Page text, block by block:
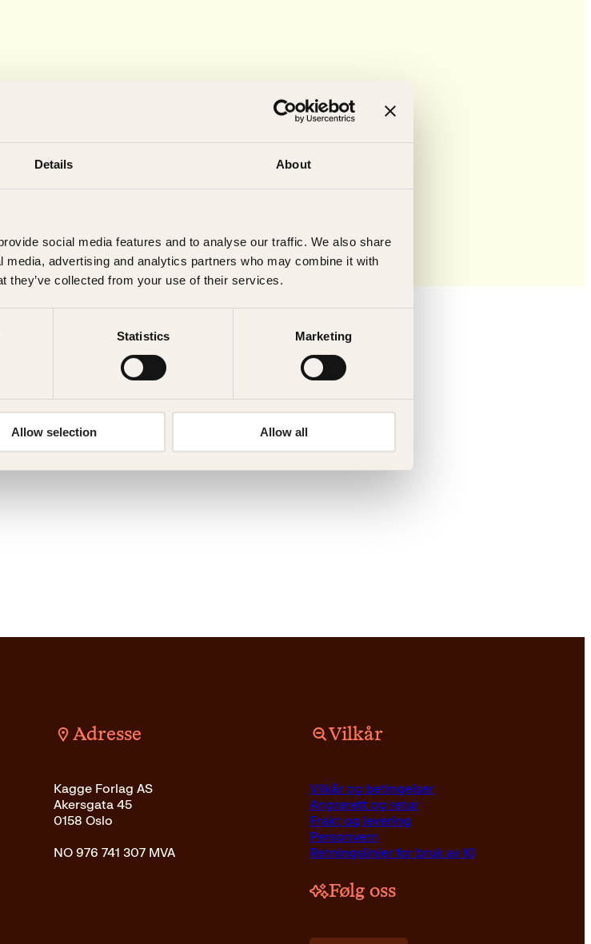
Details About
social media features and to analyse our traffic. We also share
advertising and analytics partners who may combine it with
they’ve collected from your use of their services.
Statistics Marketing
Allow selection Allow all
Adresse
Kagge Forlag AS
Akersgata 45
0158 Oslo
NO 976 741 307 MVA
Vilkår
Vilkår og betingelser
Angrerett og retur
Frakt og levering
Personvern
Retningslinjer for bruk av KI
Følg oss